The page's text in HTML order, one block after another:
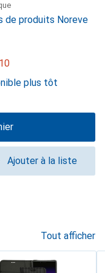
de produits Noreve
plus tôt
Ajouter à la liste
Tout afficher